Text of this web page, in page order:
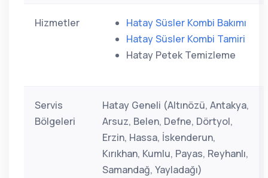
Hizmetler
Hatay Süsler Kombi Bakımı
Hatay Süsler Kombi Tamiri
Hatay Petek Temizleme
Servis
Bölgeleri
Hatay Geneli (Altınözü, Antakya,
Arsuz, Belen, Defne, Dörtyol,
Erzin, Hassa, İskenderun,
Kırıkhan, Kumlu, Payas, Reyhanlı,
Samandağ, Yayladağı)